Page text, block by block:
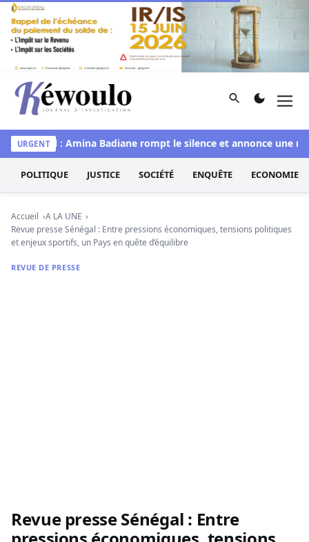
Aller au contenu
Kéwoulo, le premier site d'information et d'investigation
Rechercher
URGENT: Amina Badiane rompt le silence et annonce une mue
POLITIQUE JUSTICE SOCIÉTÉ ENQUÊTE ECONOMIE
Accueil
A LA UNE
Revue presse Sénégal : Entre pressions économiques, tensions politiques
et enjeux sportifs, un Pays en quête d’équilibre
REVUE DE PRESSE
Revue presse Sénégal : Entre